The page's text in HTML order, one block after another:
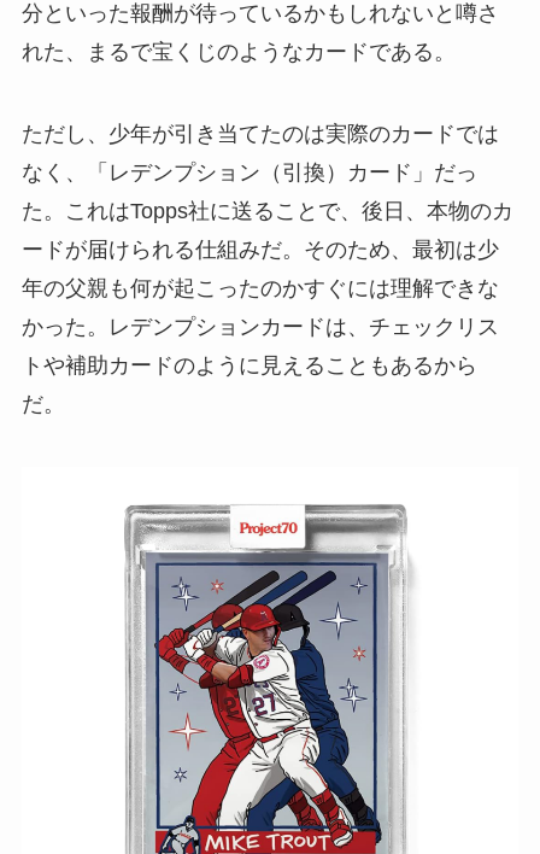
分といった報酬が待っているかもしれないと噂さ
れた、まるで宝くじのようなカードである。
ただし、少年が引き当てたのは実際のカードでは
なく、「レデンプション（引換）カード」だっ
た。これはTopps社に送ることで、後日、本物のカ
ードが届けられる仕組みだ。そのため、最初は少
年の父親も何が起こったのかすぐには理解できな
かった。レデンプションカードは、チェックリス
トや補助カードのように見えることもあるから
だ。